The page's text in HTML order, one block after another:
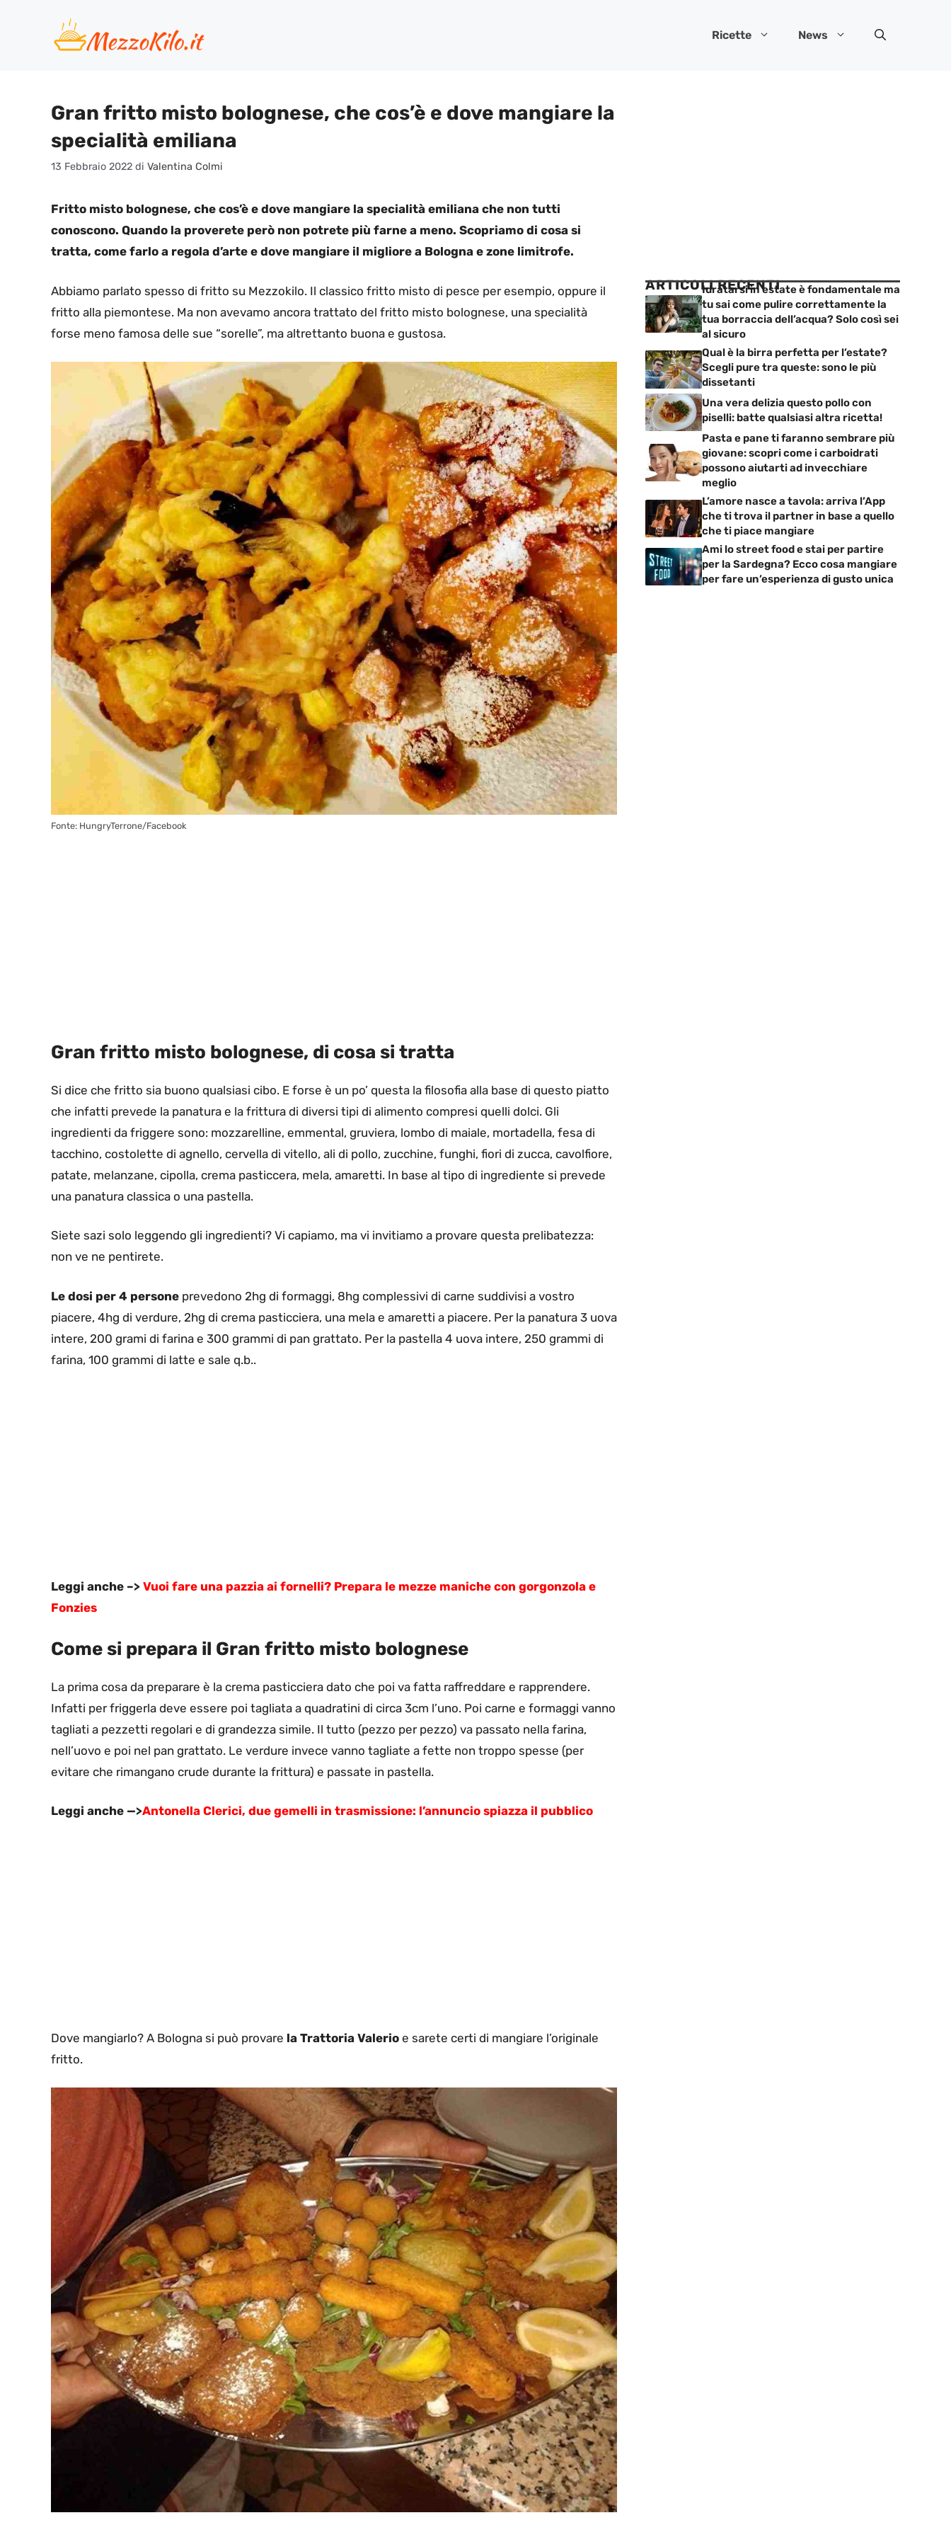
contenuto
Ricette News
Gran fritto misto bolognese, che cos’è e dove mangiare la
specialità emiliana
13 Febbraio 2022 di Valentina Colmi
Fritto misto bolognese, che cos’è e dove mangiare la specialità emiliana che non tutti
conoscono. Quando la proverete però non potrete più farne a meno. Scopriamo di cosa si
tratta, come farlo a regola d’arte e dove mangiare il migliore a Bologna e zone limitrofe.
Abbiamo parlato spesso di fritto su Mezzokilo. Il classico fritto misto di pesce per esempio, oppure il
fritto alla piemontese. Ma non avevamo ancora trattato del fritto misto bolognese, una specialità
forse meno famosa delle sue “sorelle”, ma altrettanto buona e gustosa.
Fonte: HungryTerrone/Facebook
Gran fritto misto bolognese, di cosa si tratta
Si dice che fritto sia buono qualsiasi cibo. E forse è un po’ questa la filosofia alla base di questo piatto
che infatti prevede la panatura e la frittura di diversi tipi di alimento compresi quelli dolci. Gli
ingredienti da friggere sono: mozzarelline, emmental, gruviera, lombo di maiale, mortadella, fesa di
tacchino, costolette di agnello, cervella di vitello, ali di pollo, zucchine, funghi, fiori di zucca, cavolfiore,
patate, melanzane, cipolla, crema pasticcera, mela, amaretti. In base al tipo di ingrediente si prevede
una panatura classica o una pastella.
Siete sazi solo leggendo gli ingredienti? Vi capiamo, ma vi invitiamo a provare questa prelibatezza:
non ve ne pentirete.
Le dosi per 4 persone prevedono 2hg di formaggi, 8hg complessivi di carne suddivisi a vostro
piacere, 4hg di verdure, 2hg di crema pasticciera, una mela e amaretti a piacere. Per la panatura 3 uova
intere, 200 grami di farina e 300 grammi di pan grattato. Per la pastella 4 uova intere, 250 grammi di
farina, 100 grammi di latte e sale q.b..
Leggi anche –> Vuoi fare una pazzia ai fornelli? Prepara le mezze maniche con gorgonzola e
Fonzies
Come si prepara il Gran fritto misto bolognese
La prima cosa da preparare è la crema pasticciera dato che poi va fatta raffreddare e rapprendere.
Infatti per friggerla deve essere poi tagliata a quadratini di circa 3cm l’uno. Poi carne e formaggi vanno
tagliati a pezzetti regolari e di grandezza simile. Il tutto (pezzo per pezzo) va passato nella farina,
nell’uovo e poi nel pan grattato. Le verdure invece vanno tagliate a fette non troppo spesse (per
evitare che rimangano crude durante la frittura) e passate in pastella.
Leggi anche —>Antonella Clerici, due gemelli in trasmissione: l’annuncio spiazza il pubblico
Dove mangiarlo? A Bologna si può provare la Trattoria Valerio e sarete certi di mangiare l’originale
fritto.
ARTICOLI RECENTI
Idratarsi in estate è fondamentale ma
tu sai come pulire correttamente la
tua borraccia dell’acqua? Solo così sei
al sicuro
Qual è la birra perfetta per l’estate?
Scegli pure tra queste: sono le più
dissetanti
Una vera delizia questo pollo con
piselli: batte qualsiasi altra ricetta!
Pasta e pane ti faranno sembrare più
giovane: scopri come i carboidrati
possono aiutarti ad invecchiare
meglio
L’amore nasce a tavola: arriva l’App
che ti trova il partner in base a quello
che ti piace mangiare
Ami lo street food e stai per partire
per la Sardegna? Ecco cosa mangiare
per fare un’esperienza di gusto unica